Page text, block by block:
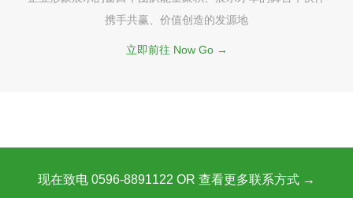
携手共赢、价值创造的发源地
立即前往 Now Go →
现在致电 0596-8891122 OR 查看更多联系方式 →